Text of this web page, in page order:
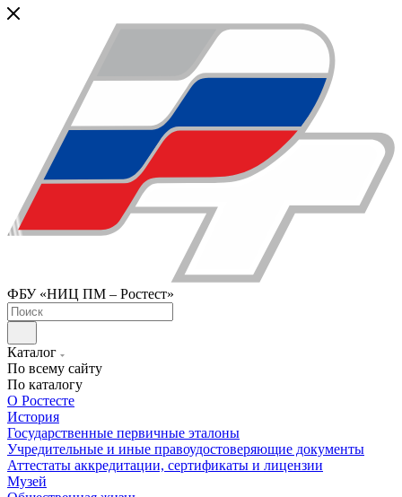
ФБУ «НИЦ ПМ – Ростест»
Каталог
По всему сайту
По каталогу
О Ростесте
История
Государственные первичные эталоны
Учредительные и иные правоудостоверяющие документы
Аттестаты аккредитации, сертификаты и лицензии
Музей